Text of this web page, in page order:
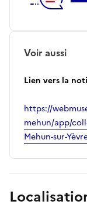
Voir aussi
Lien vers la
https://
mehun/app/
Mehun-sur-